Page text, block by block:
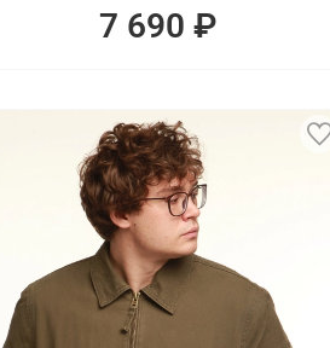
7 690 ₽